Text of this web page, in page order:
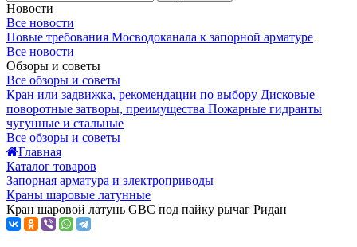
Новости
Все новости
Новые требования Мосводоканала к запорной арматуре
Все новости
Обзоры и советы
Все обзоры и советы
Кран или задвижка, рекомендации по выбору Дисковые
поворотные затворы, преимущества Пожарные гидранты
чугунные и стальные
Все обзоры и советы
Главная
Каталог товаров
Запорная арматура и электроприводы
Краны шаровые латунные
Кран шаровой латунь GBC под пайку рычаг Ридан